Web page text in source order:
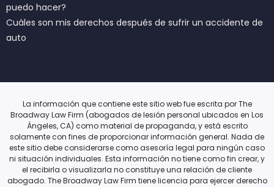
puedo hacer?
Cuáles son mis derechos después de sufrir un accidente de
auto
La información que contiene este sitio web fue escrita por The
Broadway Law Firm (abogados de lesión personal ubicados en Los
Ángeles, CA) como material de propaganda, y está escrito
solamente con fines de proporcionar información general. Nada de
este sitio debe considerarse como asesoría legal para ningún caso
ni situación individuales. Esta información no tiene como fin crear, y
el recibirla o visualizarla no constituye una relación de cliente
abogado. The Broadway Law Firm tiene licencia para ejercer derecho